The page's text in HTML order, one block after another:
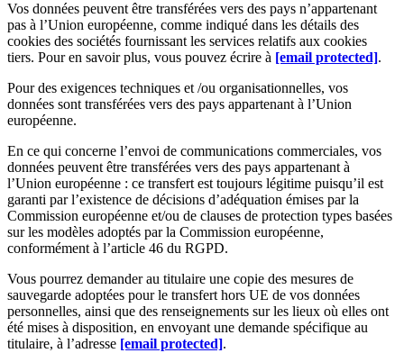
Vos données peuvent être transférées vers des pays n’appartenant
pas à l’Union européenne, comme indiqué dans les détails des
cookies des sociétés fournissant les services relatifs aux cookies
tiers. Pour en savoir plus, vous pouvez écrire à [email protected].
Pour des exigences techniques et /ou organisationnelles, vos
données sont transférées vers des pays appartenant à l’Union
européenne.
En ce qui concerne l’envoi de communications commerciales, vos
données peuvent être transférées vers des pays appartenant à
l’Union européenne : ce transfert est toujours légitime puisqu’il est
garanti par l’existence de décisions d’adéquation émises par la
Commission européenne et/ou de clauses de protection types basées
sur les modèles adoptés par la Commission européenne,
conformément à l’article 46 du RGPD.
Vous pourrez demander au titulaire une copie des mesures de
sauvegarde adoptées pour le transfert hors UE de vos données
personnelles, ainsi que des renseignements sur les lieux où elles ont
été mises à disposition, en envoyant une demande spécifique au
titulaire, à l’adresse [email protected].